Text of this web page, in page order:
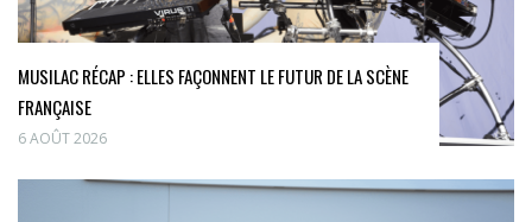
MUSILAC RÉCAP : ELLES FAÇONNENT LE FUTUR DE LA SCÈNE
FRANÇAISE
6 AOÛT 2026